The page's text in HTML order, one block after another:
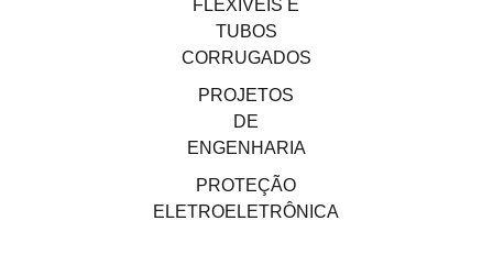
FLEXÍVEIS E
TUBOS
CORRUGADOS
PROJETOS
DE
ENGENHARIA
PROTEÇÃO
ELETROELETRÔNICA